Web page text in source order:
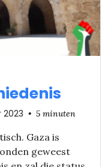
2023 • 5 minuten
Gaza is
geweest